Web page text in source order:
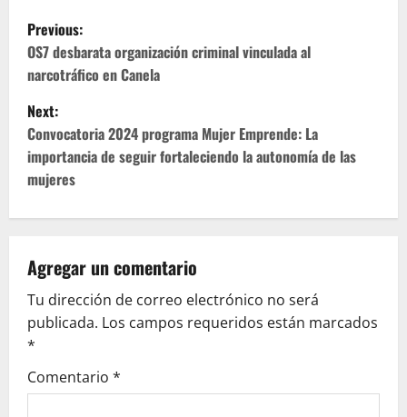
P
o
s
t
n
a
v
i
g
a
t
Previous:
OS7 desbarata organización criminal vinculada al
narcotráfico en Canela
Next:
Convocatoria 2024 programa Mujer Emprende: La
importancia de seguir fortaleciendo la autonomía de las
mujeres
Agregar un comentario
Tu dirección de correo electrónico no será
publicada. Los campos requeridos están marcados
*
Comentario *